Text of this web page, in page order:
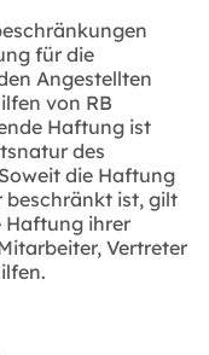
für die
Angestellten
von RB
Haftung ist
des
die Haftung
beschränkt ist, gilt
Haftung ihrer
Vertreter